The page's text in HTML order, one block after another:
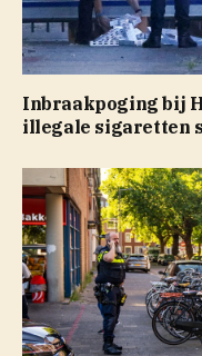
Inbraakpoging bij
illegale sigaretten